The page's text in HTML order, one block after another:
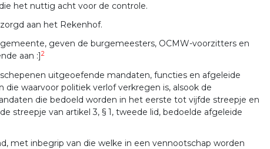
het nuttig acht voor de controle.
aan het Rekenhof.
geven de burgemeesters, OCMW-voorzitters en
aan :]2
uitgeoefende mandaten, functies en afgeleide
waarvoor politiek verlof verkregen is, alsook de
die bedoeld worden in het eerste tot vijfde streepje en
streepje van artikel 3, § 1, tweede lid, bedoelde afgeleide
met inbegrip van die welke in een vennootschap worden